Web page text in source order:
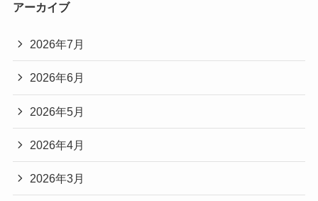
アーカイブ
2026年7月
2026年6月
2026年5月
2026年4月
2026年3月